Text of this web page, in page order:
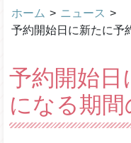
ホーム > ニュース >
予約開始日に新たに予
予約開始日
になる期間